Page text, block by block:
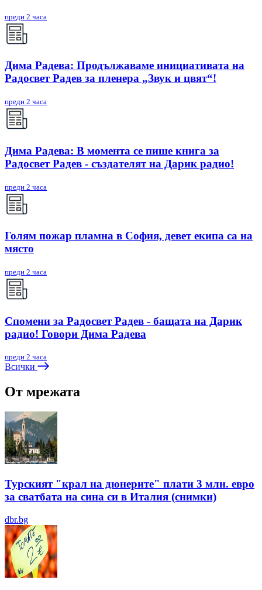
преди 2 часа
Дима Радева: Продължаваме инициативата на
Радосвет Радев за пленера „Звук и цвят“!
преди 2 часа
Дима Радева: В момента се пише книга за
Радосвет Радев - създателят на Дарик радио!
преди 2 часа
Голям пожар пламна в София, девет екипа са на
място
преди 2 часа
Спомени за Радосвет Радев - бащата на Дарик
радио! Говори Дима Радева
преди 2 часа
Всички
От мрежата
Турският "крал на дюнерите" плати 3 млн. евро
за сватбата на сина си в Италия (снимки)
dbr.bg